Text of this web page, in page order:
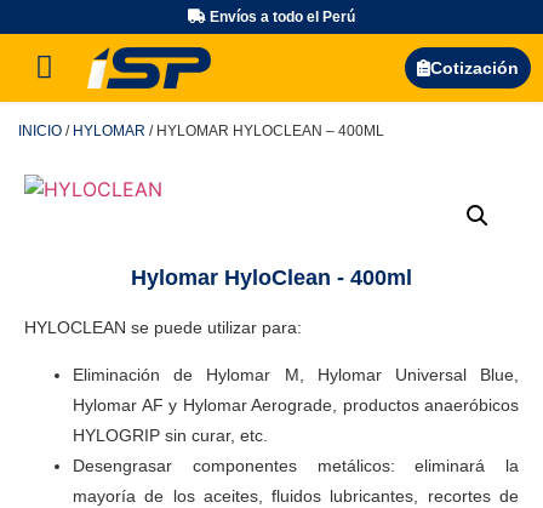
Envíos a todo el Perú
Cotización
INICIO / HYLOMAR / HYLOMAR HYLOCLEAN – 400ML
Hylomar HyloClean - 400ml
HYLOCLEAN se puede utilizar para:
Eliminación de Hylomar M, Hylomar Universal Blue,
Hylomar AF y Hylomar Aerograde, productos anaeróbicos
HYLOGRIP sin curar, etc.
Desengrasar componentes metálicos: eliminará la
mayoría de los aceites, fluidos lubricantes, recortes de